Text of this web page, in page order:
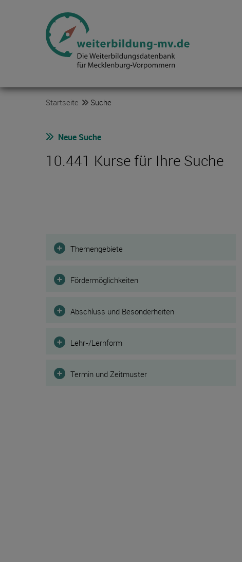
Startseite Suche
Neue Suche
10.441 Kurse für Ihre Suche
Filter
Themengebiete
Fördermöglichkeiten
Abschluss und Besonderheiten
Lehr-/Lernform
Termin und Zeitmuster